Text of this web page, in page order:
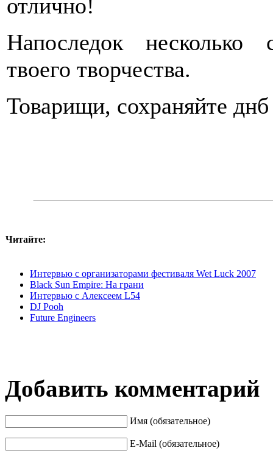
отлично!
Напоследок несколько
твоего творчества.
Товарищи, сохраняйте
Читайте:
Интервью с организаторами фестиваля Wet Luck 2007
Black Sun Empire: На грани
Интервью с Алексеем L54
DJ Pooh
Future Engineers
Добавить комментарий
Имя (обязательное)
E-Mail (обязательное)